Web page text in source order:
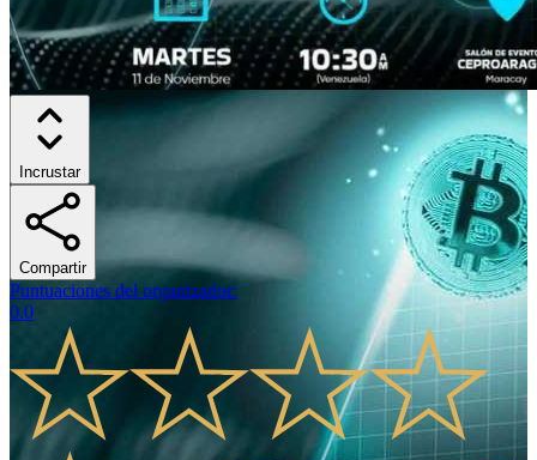
Incrustar
Compartir
Puntuaciones del organizador:
0.0